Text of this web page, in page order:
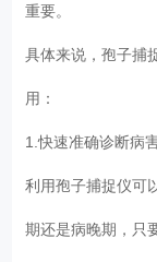
重要。
具体来说，孢子捕
用：
1.快速准确诊断病
利用孢子捕捉仪可
期还是病晚期，只